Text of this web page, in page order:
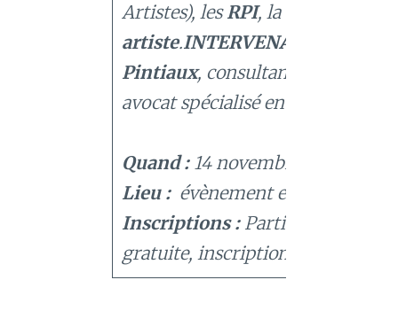
Artistes), lesRPI, la
artiste.INTERVENANT
Pintiaux, consultant juridique et
avocat spécialisé en droit
Quand :14 novembre de 10h à
Lieu : évènement en ligne
Inscriptions : Participation
gratuite, inscription obligatoire